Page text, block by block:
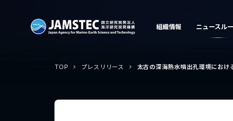
TOP プレスリリース 太古の深海熱水噴出孔環境にお